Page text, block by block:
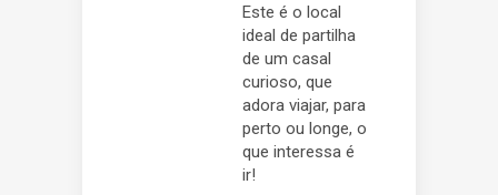
Este é o local
ideal de partilha
de um casal
curioso, que
adora viajar, para
perto ou longe, o
que interessa é
ir!